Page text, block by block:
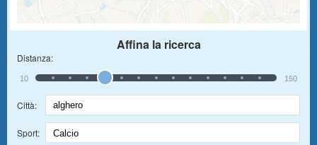
Affina la ricerca
Distanza:
10 150
Città:
Sport: